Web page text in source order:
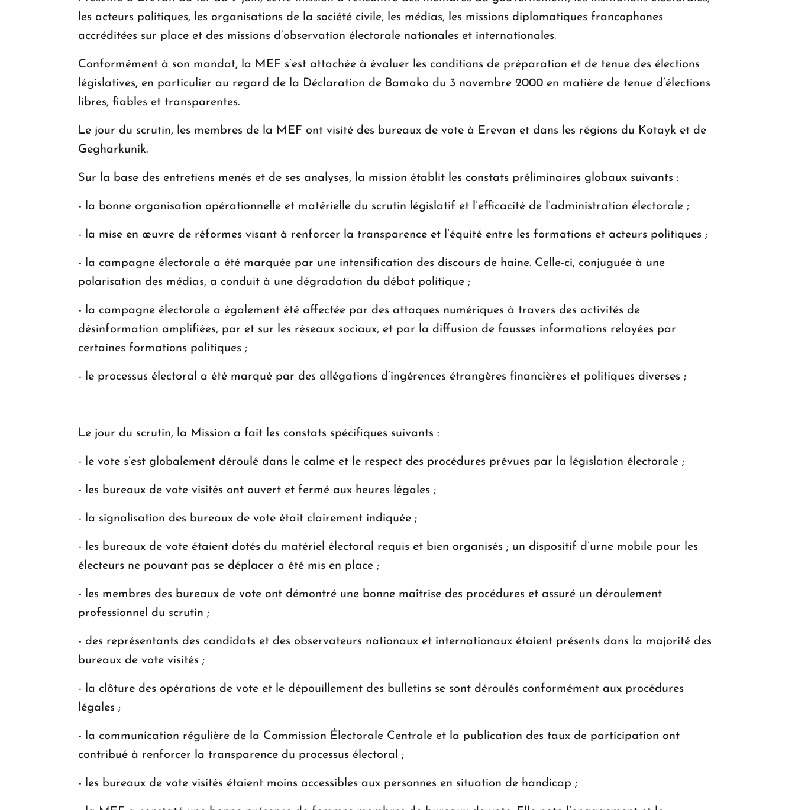
les acteurs politiques, les organisations de la société civile, les médias, les missions diplomatiques francophones
accréditées sur place et des missions d’observation électorale nationales et internationales.
Conformément à son mandat, la MEF s’est attachée à évaluer les conditions de préparation et de tenue des élections
législatives, en particulier au regard de la Déclaration de Bamako du 3 novembre 2000 en matière de tenue d’élections
libres, fiables et transparentes.
Le jour du scrutin, les membres de la MEF ont visité des bureaux de vote à Erevan et dans les régions du Kotayk et de
Gegharkunik.
Sur la base des entretiens menés et de ses analyses, la mission établit les constats préliminaires globaux suivants :
- la bonne organisation opérationnelle et matérielle du scrutin législatif et l’efficacité de l’administration électorale ;
- la mise en œuvre de réformes visant à renforcer la transparence et l’équité entre les formations et acteurs politiques ;
- la campagne électorale a été marquée par une intensification des discours de haine. Celle-ci, conjuguée à une
polarisation des médias, a conduit à une dégradation du débat politique ;
- la campagne électorale a également été affectée par des attaques numériques à travers des activités de
désinformation amplifiées, par et sur les réseaux sociaux, et par la diffusion de fausses informations relayées par
certaines formations politiques ;
- le processus électoral a été marqué par des allégations d’ingérences étrangères financières et politiques diverses ;
Le jour du scrutin, la Mission a fait les constats spécifiques suivants :
- le vote s’est globalement déroulé dans le calme et le respect des procédures prévues par la législation électorale ;
- les bureaux de vote visités ont ouvert et fermé aux heures légales ;
- la signalisation des bureaux de vote était clairement indiquée ;
- les bureaux de vote étaient dotés du matériel électoral requis et bien organisés ; un dispositif d’urne mobile pour les
électeurs ne pouvant pas se déplacer a été mis en place ;
- les membres des bureaux de vote ont démontré une bonne maîtrise des procédures et assuré un déroulement
professionnel du scrutin ;
- des représentants des candidats et des observateurs nationaux et internationaux étaient présents dans la majorité des
bureaux de vote visités ;
- la clôture des opérations de vote et le dépouillement des bulletins se sont déroulés conformément aux procédures
légales ;
- la communication régulière de la Commission Électorale Centrale et la publication des taux de participation ont
contribué à renforcer la transparence du processus électoral ;
- les bureaux de vote visités étaient moins accessibles aux personnes en situation de handicap ;